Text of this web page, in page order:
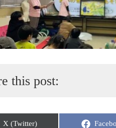
this post:
Share
X (Twitter)
Share